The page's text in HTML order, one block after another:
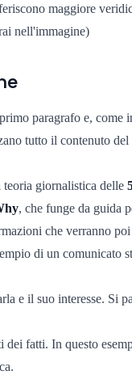
maggiore
nell'immagine)
paragrafo e, come
tutto il contenuto del
teoria giornalistica delle
, che funge da guida
che verranno
di un comunicato
e il suo interesse. Si
dei fatti. In questo